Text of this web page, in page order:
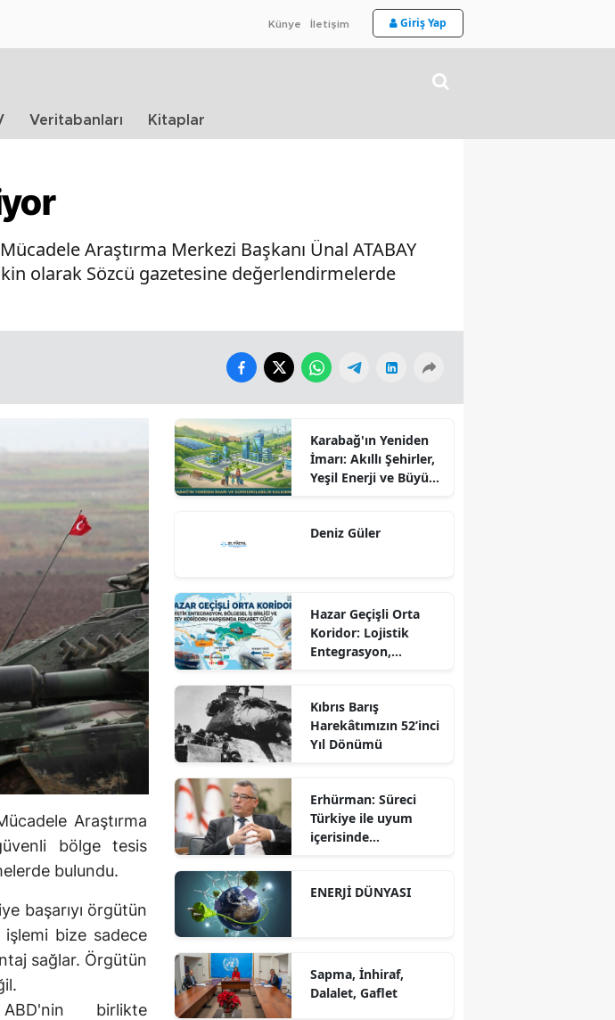
Künye İletişim Giriş Yap
Veritabanları Kitaplar
Araştırma Merkezi Başkanı Ünal ATABAY
olarak Sözcü gazetesine değerlendirmelerde
Araştırma
bölge tesis
bulundu.
başarıyı örgütün
bize sadece
sağlar. Örgütün
birlikte
Karabağ'ın Yeniden
İmarı: Akıllı Şehirler,
Yeşil Enerji ve Büyük
Sürdürülebilir
Deniz Güler
Hazar Geçişli Orta
Koridor: Lojistik
Entegrasyon,
Karşısında Rekabet
Gücü
Kıbrıs Barış
Harekâtımızın 52’inci
Yıl Dönümü
Erhürman: Süreci
Türkiye ile uyum
içerisinde
ENERJİ DÜNYASI
Sapma, İnhiraf,
Dalalet, Gaflet